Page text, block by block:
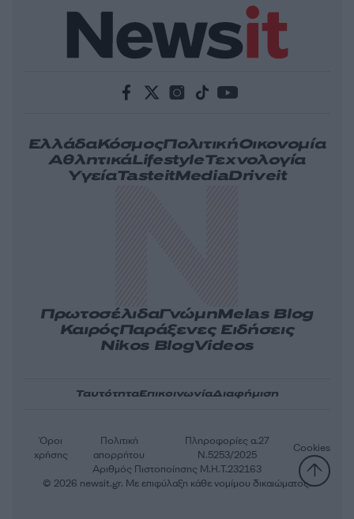
ΕλλάδαΚόσμοςΠολιτικήΟικονομία
ΑθλητικάLifestyleΤεχνολογία
ΥγείαTasteitMediaDriveit
ΠρωτοσέλιδαΓνώμηMelas Blog
ΚαιρόςΠαράξενες Ειδήσεις
Nikos BlogVideos
ΤαυτότηταΕπικοινωνίαΔιαφήμιση
Αριθμός Πιστοποίησης Μ.Η.Τ.232163
Όροι
χρήσης
Πολιτική
απορρήτου
Πληροφορίες α.27
Ν.5253/2025
Cookies
© 2026 newsit.gr. Με επιφύλαξη κάθε νομίμου δικαιώματος.